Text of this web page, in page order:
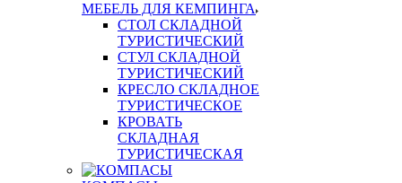
МЕБЕЛЬ ДЛЯ КЕМПИНГА
СТОЛ СКЛАДНОЙ
ТУРИСТИЧЕСКИЙ
СТУЛ СКЛАДНОЙ
ТУРИСТИЧЕСКИЙ
КРЕСЛО СКЛАДНОЕ
ТУРИСТИЧЕСКОЕ
КРОВАТЬ
СКЛАДНАЯ
ТУРИСТИЧЕСКАЯ